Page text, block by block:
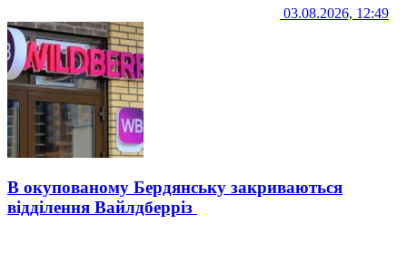
03.08.2026, 12:49
В окупованому Бердянську закриваються
відділення Вайлдберріз